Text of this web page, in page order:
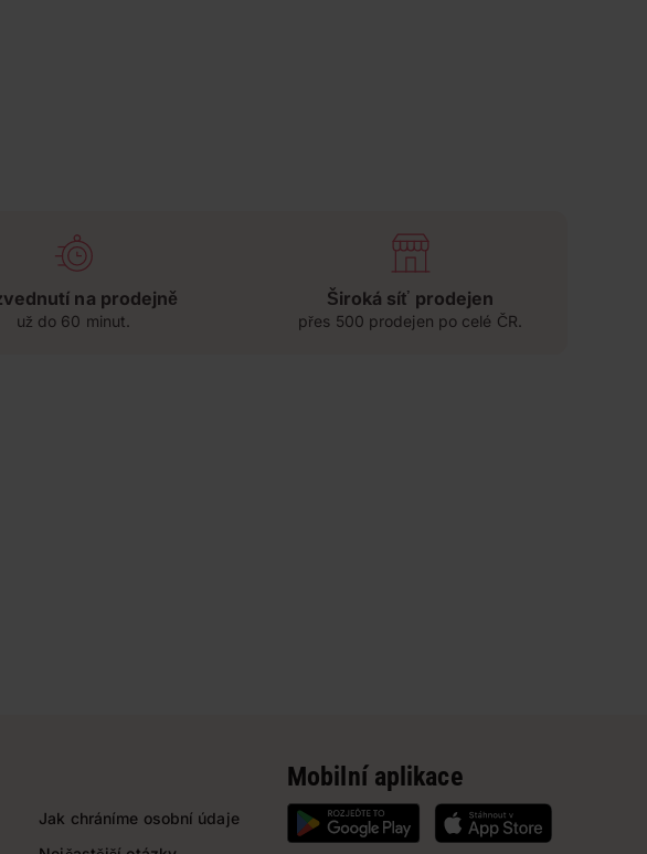
na prodejně
už do 60 minut.
Široká síť prodejen
přes 500 prodejen po celé ČR.
Jak chráníme osobní údaje
Mobilní aplikace